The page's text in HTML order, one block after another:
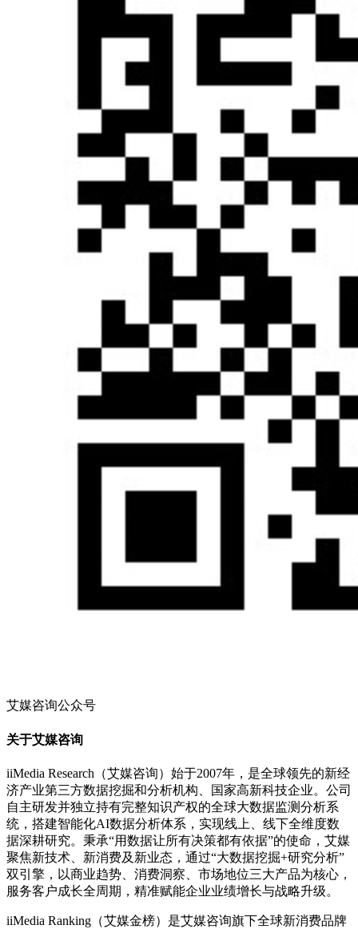
艾媒咨询公众号
关于艾媒咨询
iiMedia Research（艾媒咨询）始于2007年，是全球领先的新经
济产业第三方数据挖掘和分析机构、国家高新科技企业。公司
自主研发并独立持有完整知识产权的全球大数据监测分析系
统，搭建智能化AI数据分析体系，实现线上、线下全维度数
据深耕研究。秉承“用数据让所有决策都有依据”的使命，艾媒
聚焦新技术、新消费及新业态，通过“大数据挖掘+研究分析”
双引擎，以商业趋势、消费洞察、市场地位三大产品为核心，
服务客户成长全周期，精准赋能企业业绩增长与战略升级。
iiMedia Ranking（艾媒金榜）是艾媒咨询旗下全球新消费品牌